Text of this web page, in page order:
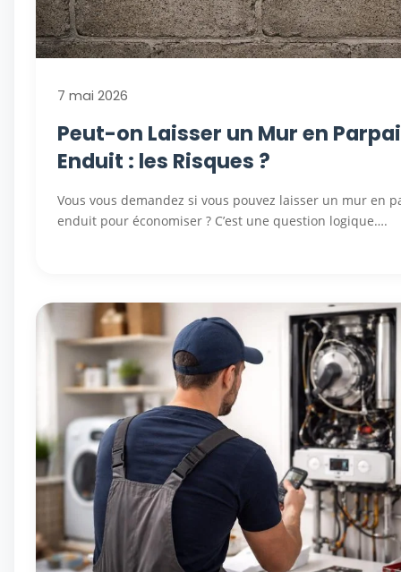
7 mai 2026
Peut-on Laisser un Mur en
Enduit : les Risques ?
Vous vous demandez si vous pouvez laisser un mur en
enduit pour économiser ? C’est une question logique….